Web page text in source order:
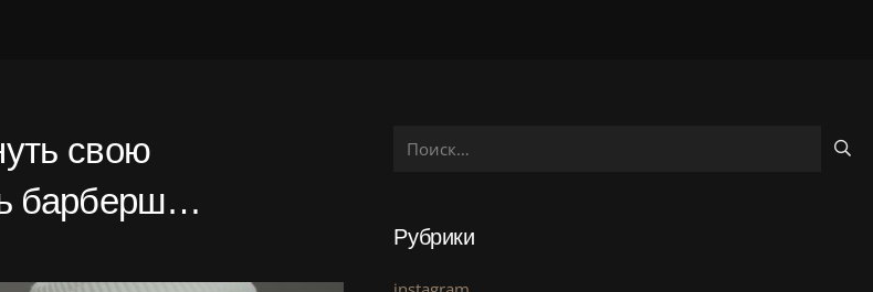
свою
барберш…
Рубрики